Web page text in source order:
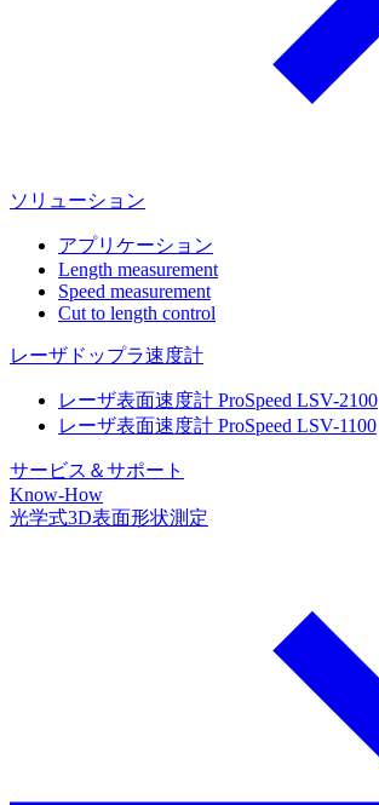
ソリューション
アプリケーション
Length measurement
Speed measurement
Cut to length control
レーザドップラ速度計
レーザ表面速度計 ProSpeed LSV-2100
レーザ表面速度計 ProSpeed LSV-1100
サービス＆サポート
Know-How
光学式3D表面形状測定